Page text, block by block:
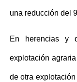
una reducción del
En herencias y
explotación
de otra